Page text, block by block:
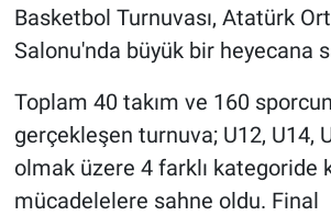
Basketbol Turnuvası, Atatürk
Salonu'nda büyük bir heyecana
Toplam 40 takım ve 160
gerçekleşen turnuva; U12, U14,
olmak üzere 4 farklı kategoride
mücadelelere sahne oldu. Final